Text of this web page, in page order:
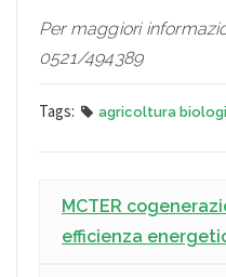
Per maggiori
0521/494389
Tags: agricoltura
MCTER
efficienza